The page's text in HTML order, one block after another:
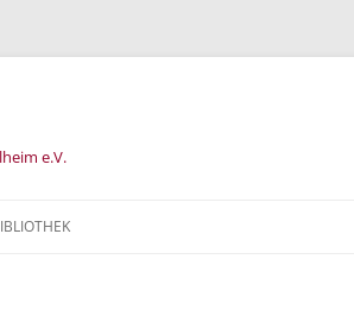
e.V.